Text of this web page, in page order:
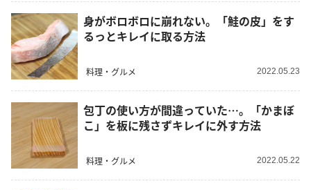
身がボロボロに崩れない。「鮭の皮」をす
るっとキレイに取る方法
料理・グルメ 2022.05.23
包丁の使い方が間違っていた…。「かまぼ
こ」を板に残さずキレイに外す方法
料理・グルメ 2022.05.22